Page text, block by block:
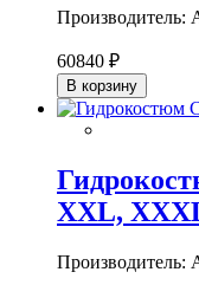
Производитель:
60840 ₽
В корзину
XXL,
Производитель: